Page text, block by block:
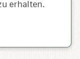
erhalten.